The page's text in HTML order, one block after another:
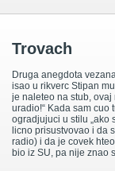
Trovach
Druga anegdota
isao u rikverc Stipan
je naleteo na stub, ovaj
uradio!“ Kada sam cuo
ogradjujuci u stilu „ako
licno prisustvovao i da
radio) i da je covek
bio iz SU, pa nije znao